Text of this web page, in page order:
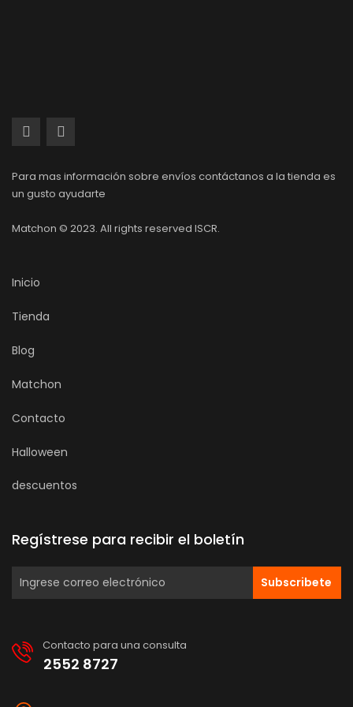
Para mas información sobre envíos contáctanos a la tienda es
un gusto ayudarte
Matchon © 2023. All rights reserved ISCR.
Inicio
Tienda
Blog
Matchon
Contacto
Halloween
descuentos
Regístrese para recibir el boletín
Subscribete
Contacto para una consulta
2552 8727